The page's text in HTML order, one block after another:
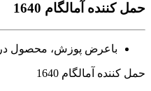
حمل کننده آمالگام 1640
باعرض پوزش، محصول
حمل کننده آمالگام 1640